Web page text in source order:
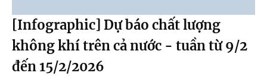
[Infographic] Dự báo chất lượng
không khí trên cả nước - tuần từ 9/2
đến 15/2/2026